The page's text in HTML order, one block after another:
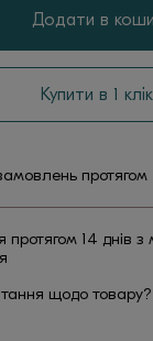
Додати в
Купити в 1 клік
протягом
протягом 14 днів
щодо товару?